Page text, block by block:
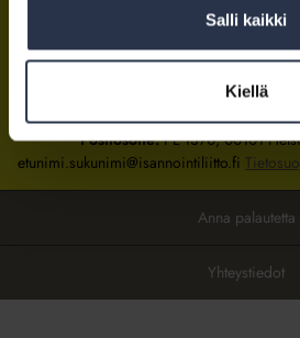
Salli kaikki
Kiellä
Isännöintiliitto
Isännöintiliiton toimistosijaitsee
Postiosoite:PL 1370, 00101
etunimi.sukunimi@isannointiliitto.fi
Anna palautetta
Yhteystiedot